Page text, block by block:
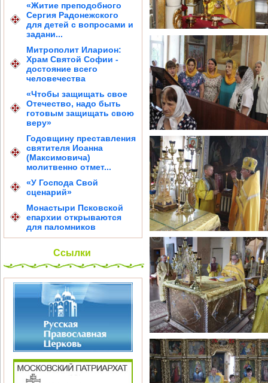
«Житие преподобного
Сергия Радонежского
для детей с вопросами и
задани...
Митрополит Иларион:
Храм Святой Софии -
достояние всего
человечества
«Чтобы защищать свое
Отечество, надо быть
готовым защищать свою
веру»
Годовщину преставления
святителя Иоанна
(Максимовича)
молитвенно отмет...
«У Господа Свой
сценарий»
Монастыри Псковской
епархии открываются
для паломников
Ссылки